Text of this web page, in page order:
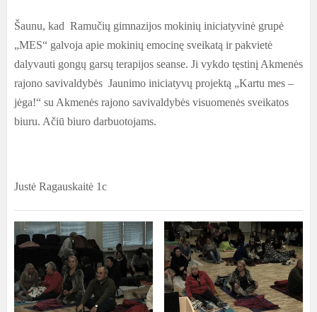
Šaunu, kad Ramučių gimnazijos mokinių iniciatyvinė grupė
„MES“ galvoja apie mokinių emocinę sveikatą ir pakvietė
dalyvauti gongų garsų terapijos seanse. Ji vykdo tęstinį Akmenės
rajono savivaldybės Jaunimo iniciatyvų projektą „Kartu mes –
jėga!“ su Akmenės rajono savivaldybės visuomenės sveikatos
biuru. Ačiū biuro darbuotojams.
Justė Ragauskaitė 1c